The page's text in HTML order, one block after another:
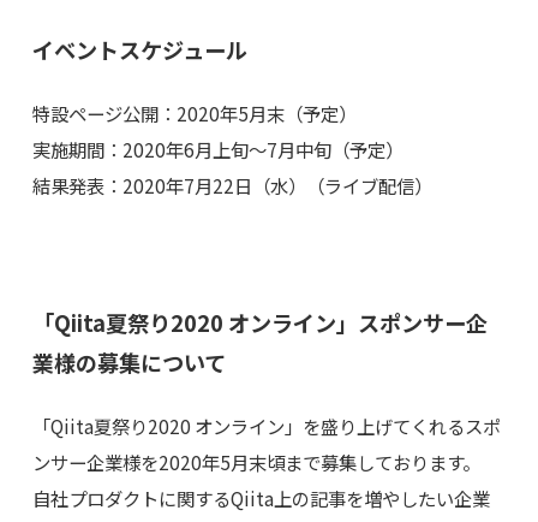
イベントスケジュール
特設ページ公開：2020年5月末（予定）
実施期間：2020年6月上旬〜7月中旬（予定）
結果発表：2020年7月22日（水）（ライブ配信）
「Qiita夏祭り2020 オンライン」スポンサー企
業様の募集について
「Qiita夏祭り2020 オンライン」を盛り上げてくれるスポ
ンサー企業様を2020年5月末頃まで募集しております。
自社プロダクトに関するQiita上の記事を増やしたい企業